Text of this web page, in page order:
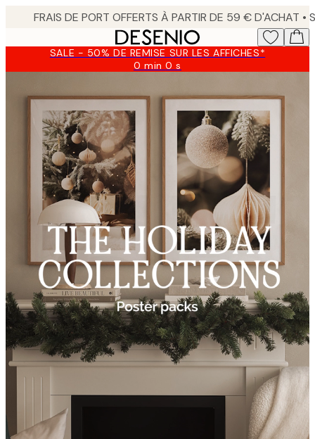
content.SALE - 50% DE REMISE SUR LES AFFICHES*
0 min0 s
Valable
:
2026-